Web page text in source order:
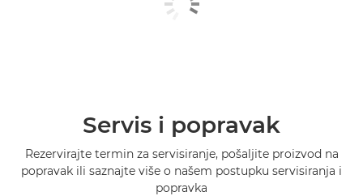
Servis i popravak
Rezervirajte termin za servisiranje, pošaljite proizvod na
popravak ili saznajte više o našem postupku servisiranja i
popravka